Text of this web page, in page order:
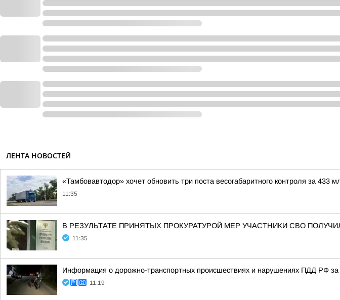
ЛЕНТА НОВОСТЕЙ
«Тамбовавтодор» хочет обновить три поста весогабаритного контроля за 433
11:35
В РЕЗУЛЬТАТЕ ПРИНЯТЫХ ПРОКУРАТУРОЙ МЕР УЧАСТНИКИ СВО
11:35
Информация о дорожно-транспортных происшествиях и нарушениях ПДД РФ за
11:19